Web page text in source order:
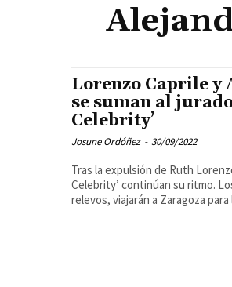
Lorenzo Caprile y
se suman al
Celebrity’
Josune Ordóñez - 30/09/2022
Tras la expulsión de Ruth
Celebrity’ continúan su ritmo.
relevos, viajarán a Zaragoza para